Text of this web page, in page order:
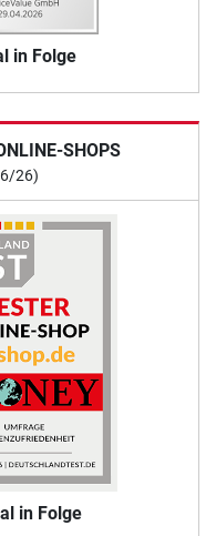
in Folge
SHOPS
26)
in Folge